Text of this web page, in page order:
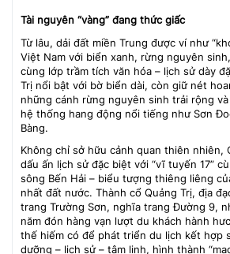
Tài nguyên “vàng” đang thức giấc
Từ lâu, dải đất miền Trung được ví như
Việt Nam với biển xanh, rừng nguyên
cùng lớp trầm tích văn hóa – lịch sử dày
Trị nổi bật với bờ biển dài, còn giữ nét
những cánh rừng nguyên sinh trải rộng
hệ thống hang động nổi tiếng như Sơn
Bàng.
Không chỉ sở hữu cảnh quan thiên nhiên,
dấu ấn lịch sử đặc biệt với “vĩ tuyến 17”
sông Bến Hải – biểu tượng thiêng liêng
nhất đất nước. Thành cổ Quảng Trị, địa
trang Trường Sơn, nghĩa trang Đường 9,
năm đón hàng vạn lượt du khách hành
thế hiếm có để phát triển du lịch kết hợp
dưỡng – lịch sử – tâm linh, hình thành